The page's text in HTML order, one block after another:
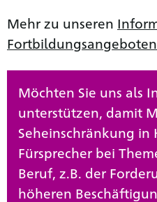
Mehr zu unseren
Möchten Sie uns als
unterstützen, damit
Seheinschränkung in
Fürsprecher bei
Beruf, z.B. der
höheren